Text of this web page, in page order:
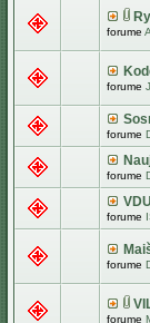
forume
forume
forume
forume
VDU
forume
forume
forume